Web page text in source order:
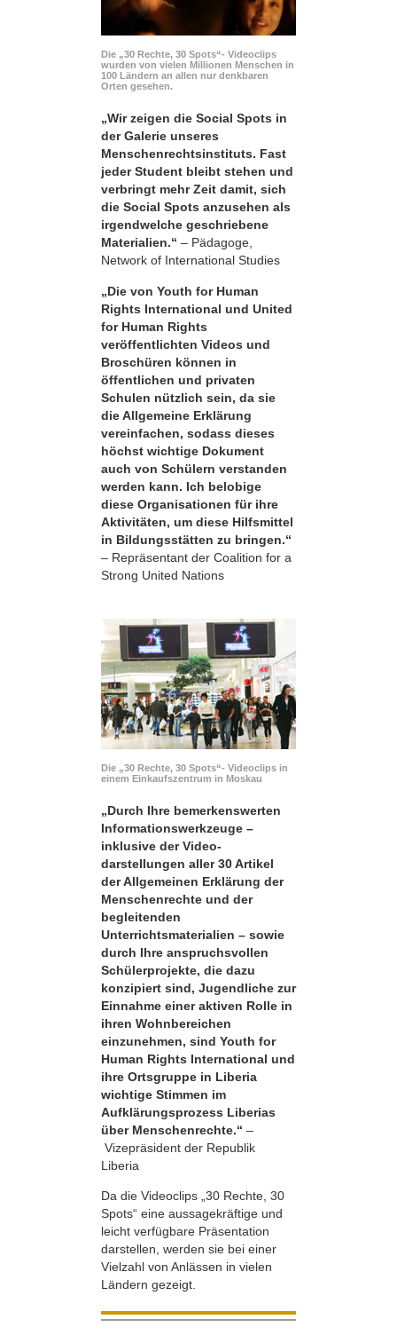
Die „30 Rechte, 30 Spots“- Videoclips
wurden von vielen Millionen Menschen in
100 Ländern an allen nur denkbaren
Orten gesehen.
„Wir zeigen die Social Spots in
der Galerie unseres
Menschenrechtsinstituts. Fast
jeder Student bleibt stehen und
verbringt mehr Zeit damit, sich
die Social Spots anzusehen als
irgendwelche geschriebene
Materialien.“ – Pädagoge,
Network of International Studies
„Die von Youth for Human
Rights International und United
for Human Rights
veröffentlichten Videos und
Broschüren können in
öffentlichen und privaten
Schulen nützlich sein, da sie
die Allgemeine Erklärung
vereinfachen, sodass dieses
höchst wichtige Dokument
auch von Schülern verstanden
werden kann. Ich belobige
diese Organisationen für ihre
Aktivitäten, um diese Hilfsmittel
in Bildungsstätten zu bringen.“
– Repräsentant der Coalition for a
Strong United Nations
Die „30 Rechte, 30 Spots“- Videoclips in
einem Einkaufszentrum in Moskau
„Durch Ihre bemerkens­werten
Informationswerkzeuge –
inklusive der Video­
darstellungen aller 30 Artikel
der Allgemeinen Erklärung der
Menschenrechte und der
begleitenden
Unterrichtsmaterialien – sowie
durch Ihre anspruchsvollen
Schülerprojekte, die dazu
konzipiert sind, Jugendliche zur
Einnahme einer aktiven Rolle in
ihren Wohnbereichen
einzunehmen, sind Youth for
Human Rights International und
ihre Ortsgruppe in Liberia
wichtige Stimmen im
Aufklärungsprozess Liberias
über Menschenrechte.“ –
Vizepräsident der Republik
Liberia
Da die Videoclips „30 Rechte, 30
Spots“ eine aussagekräftige und
leicht verfügbare Präsentation
darstellen, werden sie bei einer
Vielzahl von Anlässen in vielen
Ländern gezeigt.